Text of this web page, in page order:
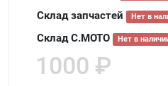
Склад запчастей Нет в
Склад С.МОТО Нет в
1000 ₽